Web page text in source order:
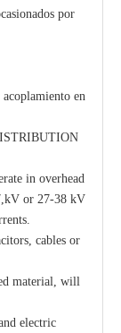
por
en
in overhead
or 27-38 kV
cables or
material, will
electric